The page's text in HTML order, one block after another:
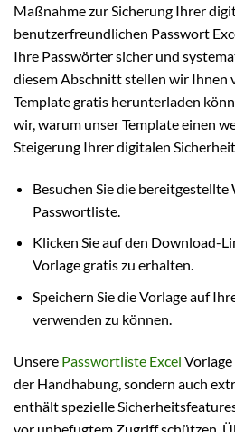
Maßnahme zur Sicherung Ihrer
benutzerfreundlichen Passwort
Ihre Passwörter sicher und
diesem Abschnitt stellen wir Ihnen
Template gratis herunterladen
wir, warum unser Template einen
Steigerung Ihrer digitalen
Besuchen Sie die
Passwortliste.
Klicken Sie auf den Download-
Vorlage gratis zu erhalten.
Speichern Sie die Vorlage auf
verwenden zu können.
Unsere Passwortliste Excel
der Handhabung, sondern auch
enthält spezielle
vor unbefugtem Zugriff schützen.